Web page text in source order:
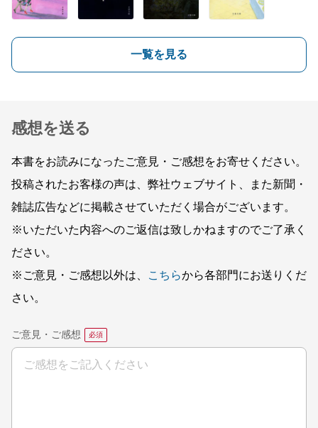
一覧を見る
感想を送る
本書をお読みになったご意見・ご感想をお寄せください。
投稿されたお客様の声は、弊社ウェブサイト、また新聞・
雑誌広告などに掲載させていただく場合がございます。
※いただいた内容へのご返信は致しかねますのでご了承く
ださい。
※ご意見・ご感想以外は、
こちらから各部門にお送りくだ
さい。
ご意見・ご感想